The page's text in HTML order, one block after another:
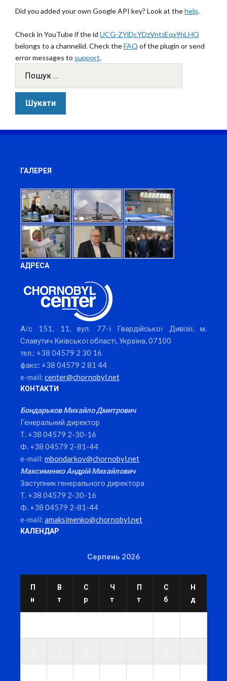
Did you added your own Google API key? Look at thehelp.
Check in YouTube if the id UCG-ZYlDcYDzVntzEqx9hLHQ
belongs to a channelid. Check theFAQ of the plugin or send
error messages to support.
ГАЛЕРЕЯ
АДРЕСА
А/с 151, 11, вул. 77-ї Гвардійської Дивізії, м.
Славутич Київської області, Україна, 07100
тел.: +38 04579 2 30 16
факс: +38 04579 2 81 44
e-mail: center@chornobyl.net
КОНТАКТИ
Бондарьков Михайло Дмитрович
Генеральний директор
Т. +38 04579 2-30-16
Ф. +38 04579 2-81-44
e-mail: mbondarkov@chornobyl.net
Максименко Андрій Михайлович
Заступник генерального директора
Т. +38 04579 2-30-16
Ф. +38 04579 2-81-44
e-mail: amaksimenko@chornobyl.net
КАЛЕНДАР
Серпень 2026
П
н
В
т
С
р
Ч
т
П
т
С
б
Н
д